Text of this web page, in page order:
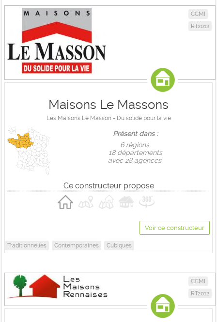
CCMI
RT2012
Maisons Le Massons
Les Maisons Le Masson - Du solide pour la vie
Présent dans :
6 règions,
18 départements
avec 28 agences.
Ce constructeur propose
Voir ce constructeur
Traditionnelles Contemporaines Cubiques
CCMI
RT2012